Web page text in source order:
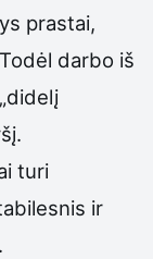
prastai,
darbo iš
turi
ir